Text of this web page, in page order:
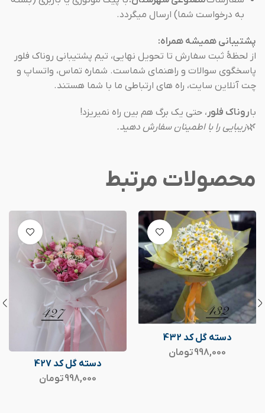
به درخواست شما) ارسال میگردد.
پشتیبانی همیشه همراه:
از لحظهٔ ثبت سفارش تا تحویل نهایی، تیم پشتیبانی روناک فلور
پاسخگوی سوالات و راهنمای شماست. شماره تماس، واتساپ و
چت آنلاین سایت، راه های ارتباطی ما با شما هستند.
باروناک فلور ، حتی یک برگ هم بین راه نمیریزد!
🌿زیبایی را با اطمینان سفارش دهید.
محصولات مرتبط
دسته گل کد 432
998,000تومان
دسته گل کد 427
998,000تومان